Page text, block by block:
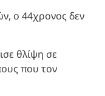
ο 44χρονος δεν
θλίψη σε
που τον